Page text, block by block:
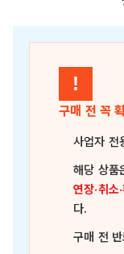
!
구매 전 꼭
사업자 전
해당 상
연장·취소
다.
구매 전